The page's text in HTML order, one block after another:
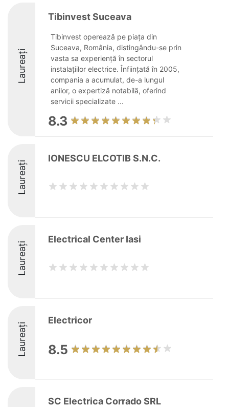
Laureați
Tibinvest Suceava
Tibinvest operează pe piața din
Suceava, România, distingându-se prin
vasta sa experiență în sectorul
instalațiilor electrice. Înființată în 2005,
compania a acumulat, de-a lungul
anilor, o expertiză notabilă, oferind
servicii specializate ...
8.3
Laureați
IONESCU ELCOTIB S.N.C.
Laureați
Electrical Center Iasi
Laureați
Electricor
8.5
SC Electrica Corrado SRL